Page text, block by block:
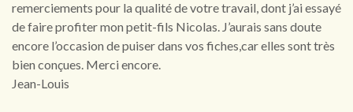
remerciements pour la qualité de votre travail, dont j’ai essayé
de faire profiter mon petit-fils Nicolas. J’aurais sans doute
encore l’occasion de puiser dans vos fiches,car elles sont très
bien conçues. Merci encore.
Jean-Louis